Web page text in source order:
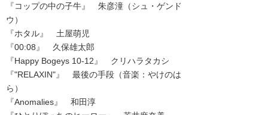
『コップの中の子牛』 朱彦潼（シュ・ゲンド
ウ）
『ホタル』 土屋萌児
『00:08』 久保雄太郎
『Happy Bogeys 10-12』 クリハラタカシ
『"RELAXIN"』 最後の手段（音楽：やけのは
ら）
『Anomalies』 和田淳